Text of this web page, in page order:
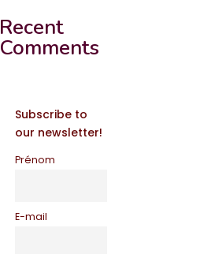
Recent
Comments
Subscribe to
our newsletter!
Prénom
E-mail